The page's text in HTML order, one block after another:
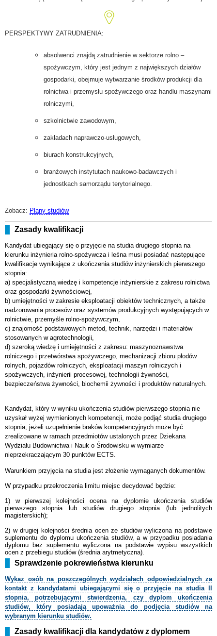
PERSPEKTYWY ZATRUDNIENIA:
absolwenci znajdą zatrudnienie w sektorze rolno –
spożywczym, który jest jednym z największych działów
gospodarki, obejmuje wytwarzanie środków produkcji dla
rolnictwa i przemysłu spożywczego oraz handlu maszynami
rolniczymi,
szkolnictwie zawodowym,
zakładach naprawczo-usługowych,
biurach konstrukcyjnych,
branżowych instytutach naukowo-badawczych i
jednostkach samorządu terytorialnego.
Zobacz: Plany studiów
Zasady kwalifikacji
Kandydat ubiegający się o przyjęcie na studia drugiego stopnia na
kierunku inżynieria rolno-spożywcza i leśna musi posiadać następujące
kwalifikacje wynikające z ukończenia studiów inżynierskich pierwszego
stopnia:
a) specjalistyczną wiedzę i kompetencje inżynierskie z zakresu rolnictwa
oraz gospodarki żywnościowej,
b) umiejętności w zakresie eksploatacji obiektów technicznych, a także
nadzorowania procesów oraz systemów produkcyjnych występujących w
rolnictwie, przemyśle rolno-spożywczym,
c) znajomość podstawowych metod, technik, narzędzi i materiałów
stosowanych w agrotechnologii,
d) szeroką wiedzę i umiejętności z zakresu: maszynoznawstwa
rolniczego i przetwórstwa spożywczego, mechanizacji zbioru płodów
rolnych, pojazdów rolniczych, eksploatacji maszyn rolniczych i
spożywczych, inżynierii procesowej, technologii żywności,
bezpieczeństwa żywności, biochemii żywności i produktów naturalnych.
Kandydat, który w wyniku ukończenia studiów pierwszego stopnia nie
uzyskał wyżej wymienionych kompetencji, może podjąć studia drugiego
stopnia, jeżeli uzupełnienie braków kompetencyjnych może być
zrealizowane w ramach przedmiotów ustalonych przez Dziekana
Wydziału Budownictwa i Nauk o Środowisku w wymiarze
nieprzekraczającym 30 punktów ECTS.
Warunkiem przyjęcia na studia jest złożenie wymaganych dokumentów.
W przypadku przekroczenia limitu miejsc decydować będzie:
1) w pierwszej kolejności ocena na dyplomie ukończenia studiów
pierwszego stopnia lub studiów drugiego stopnia (lub jednolitych
magisterskich);
2) w drugiej kolejności średnia ocen ze studiów wyliczona na podstawie
suplementu do dyplomu ukończenia studiów, a w przypadku posiadania
dyplomu bez suplementu wyliczona na podstawie wypisu wszystkich
ocen z przebiegu studiów (średnia arytmetyczna).
Sprawdzenie pokrewieństwa kierunku
Wykaz osób na poszczególnych wydziałach odpowiedzialnych za
kontakt z kandydatami ubiegającymi się o przyjęcie na studia II
stopnia, potrzebującymi stwierdzenia, czy dyplom ukończenia
studiów, który posiadają upoważnia do podjęcia studiów na
wybranym kierunku studiów.
Zasady kwalifikacji dla kandydatów z dyplomem